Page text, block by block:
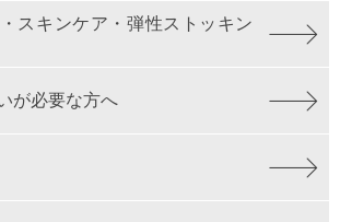
スキンケア・弾性ストッキン
が必要な方へ